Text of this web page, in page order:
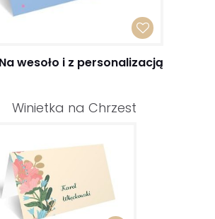
Na wesoło i z personalizacją
Winietka na Chrzest